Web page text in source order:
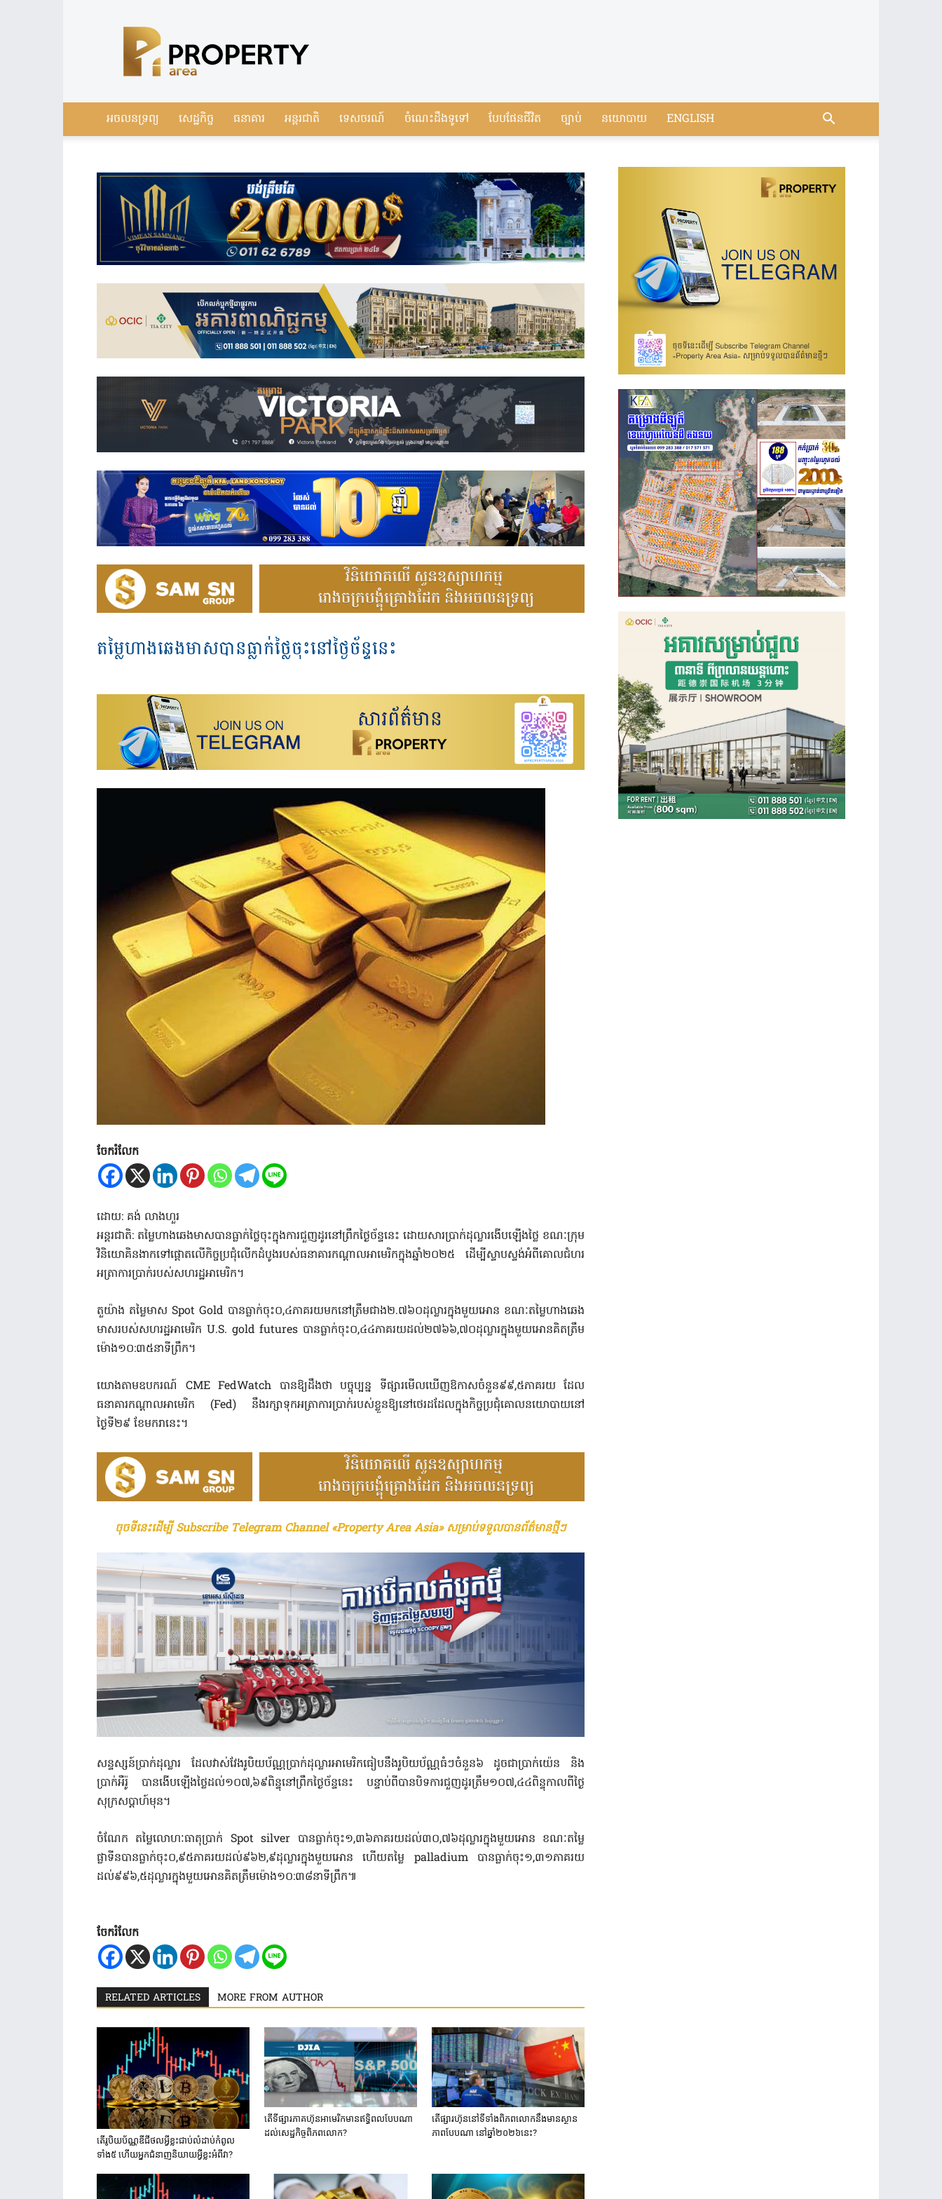
Real
Estate
Cambodia
អចលនទ្រព្យ សេដ្ឋកិច្ច ធនាគារ អន្តរជាតិ ទេសចរណ៍ ចំណេះដឹងទូទៅ បែបផែនជីវិត ច្បាប់ នយោបាយ ENGLISH
តម្លៃហាងឆេងមាសបានធ្លាក់ថ្លៃចុះនៅថ្ងៃច័ន្ទនេះ
ចែករំលែក
ដោយ: គង់ លាងហួរ
អន្តរជាតិ: តម្លៃហាងឆេងមាសបានធ្លាក់ថ្លៃចុះក្នុងការជួញដូរនៅព្រឹកថ្ងៃច័ន្ទនេះ ដោយសារប្រាក់ដុល្លារងើបឡើងថ្លៃ ខណៈក្រុម
វិនិយោគិនងាកទៅផ្តោតលើកិច្ចប្រជុំលើកដំបូងរបស់ធនាគារកណ្តាលអាមេរិកក្នុងឆ្នាំ២០២៥ ដើម្បីស្ទាបស្ទង់អំពីគោលជំហរ
អត្រាការប្រាក់របស់សហរដ្ឋអាមេរិក។
តួយ៉ាង តម្លៃមាស Spot Gold បានធ្លាក់ចុះ០,៤ភាគរយមកនៅត្រឹមជាង២.៧៦០ដុល្លារក្នុងមួយអោន ខណៈតម្លៃហាងឆេង
មាសរបស់សហរដ្ឋអាមេរិក U.S. gold futures បានធ្លាក់ចុះ០,៤៤ភាគរយដល់២៧៦៦,៧០ដុល្លារក្នុងមួយអោនគិតត្រឹម
ម៉ោង១០:៣៥នាទីព្រឹក។
យោងតាមឧបករណ៍ CME FedWatch បានឱ្យដឹងថា បច្ចុប្បន្ន ទីផ្សារមើលឃើញឱកាសចំនួន៩៩,៥ភាគរយ ដែល
ធនាគារកណ្តាលអាមេរិក (Fed) នឹងរក្សាទុកអត្រាការប្រាក់របស់ខ្លួនឱ្យនៅថេរដដែលក្នុងកិច្ចប្រជុំគោលនយោបាយនៅ
ថ្ងៃទី២៩ ខែមករានេះ។
ចុចទីនេះដើម្បី Subscribe Telegram Channel «Property Area Asia» សម្រាប់ទទួលបានព័ត៌មានថ្មីៗ
សន្ទស្សន៍ប្រាក់ដុល្លារ ដែលវាស់វែងរូបិយប័ណ្ណប្រាក់ដុល្លារអាមេរិកធៀបនឹងរូបិយប័ណ្ណធំៗចំនួន៦ ដូចជាប្រាក់យ៉េន និង
ប្រាក់អឺរ៉ូ បានងើបឡើងថ្លៃដល់១០៧,៦៩ពិន្ទុនៅព្រឹកថ្ងៃច័ន្ទនេះ បន្ទាប់ពីបានបិទការជួញដូរត្រឹម១០៧,៤៤ពិន្ទុកាលពីថ្ងៃ
សុក្រសប្តាហ៍មុន។
ចំណែក តម្លៃលោហៈធាតុប្រាក់ Spot silver បានធ្លាក់ចុះ១,៣៦ភាគរយដល់៣០,៧៦ដុល្លារក្នុងមួយអោន ខណៈតម្លៃ
ផ្លាទីនបានធ្លាក់ចុះ០,៩៥ភាគរយដល់៩៦២,៩ដុល្លារក្នុងមួយអោន ហើយតម្លៃ palladium បានធ្លាក់ចុះ១,៣១ភាគរយ
ដល់៩៩៦,៥ដុល្លារក្នុងមួយអោនគិតត្រឹមម៉ោង១០:៣៨នាទីព្រឹក៕
ចែករំលែក
RELATED ARTICLES MORE FROM AUTHOR
តើរូបិយប័ណ្ណឌីជីថលអ្វីខ្លះជាប់លំដាប់កំពូល
ទាំង៥ ហើយអ្នកជំនាញនិយាយអ្វីខ្លះអំពីវា?
តើទីផ្សារភាគហ៊ុនអាមេរិកមានឥទ្ធិពលបែបណា
ដល់សេដ្ឋកិច្ចពិភពលោក?
តើផ្សារហ៊ុននៅទីទាំងពិភពលោកនឹងមានស្ថាន
ភាពបែបណា នៅឆ្នាំ២០២៦នេះ?